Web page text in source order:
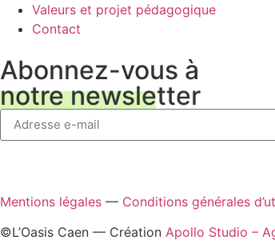
Valeurs et projet pédagogique
Contact
Abonnez-vous à
notre newsletter
Mentions légales — Conditions générales
©L’Oasis Caen — Création Apollo Studio –